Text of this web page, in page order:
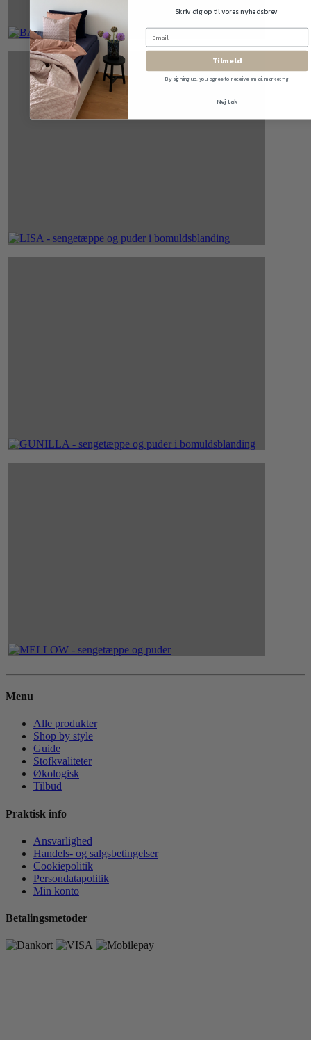
Menu
Alle produkter
Shop by style
Guide
Stofkvaliteter
Økologisk
Tilbud
Praktisk info
Ansvarlighed
Handels- og salgsbetingelser
Cookiepolitik
Persondatapolitik
Min konto
Betalingsmetoder
Skriv dig op til vores nyhedsbrev
Tilmeld
By signing up, you agree to receive email marketing
Nej tak